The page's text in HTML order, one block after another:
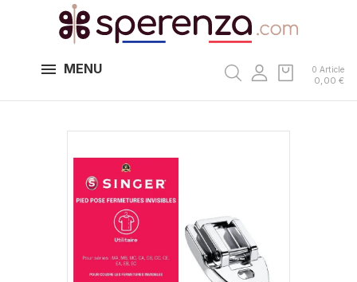
MENU 0 Article
0,00 €